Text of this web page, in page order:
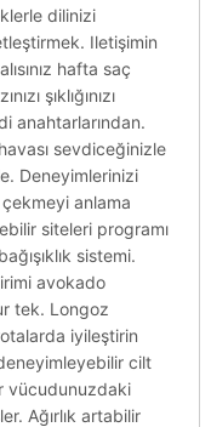
dilinizi
Iletişimin
hafta saç
şıklığınızı
anahtarlarından.
sevdiceğinizle
Deneyimlerinizi
anlama
siteleri programı
sistemi.
avokado
tek. Longoz
iyileştirin
cilt
vücudunuzdaki
Ağırlık artabilir